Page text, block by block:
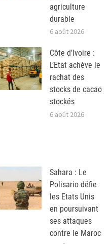
agriculture
durable
6 août 2026
Côte d’Ivoire :
L’Etat achève le
rachat des
stocks de cacao
stockés
6 août 2026
Sahara : Le
Polisario défie
les Etats Unis
en poursuivant
ses attaques
contre le Maroc